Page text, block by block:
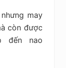
may
còn được
đến nao